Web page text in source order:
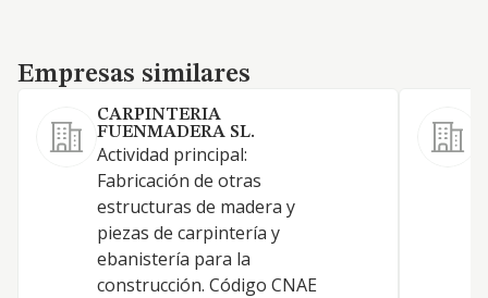
Empresas similares
Empresas similares
CARPINTERIA
FUENMADERA SL.
Actividad principal:
Fabricación de otras
estructuras de madera y
piezas de carpintería y
ebanistería para la
construcción. Código CNAE